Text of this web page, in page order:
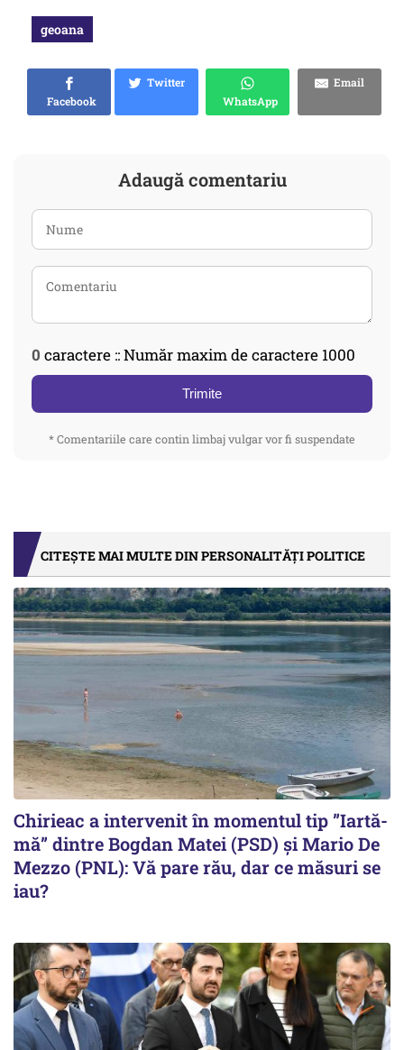
geoana
Facebook
Twitter
WhatsApp
Email
Adaugă comentariu
0 caractere :: Număr maxim de caractere 1000
Trimite
* Comentariile care contin limbaj vulgar vor fi suspendate
CITEȘTE MAI MULTE DIN PERSONALITĂȚI POLITICE
Chirieac a intervenit în momentul tip ”Iartă-
mă” dintre Bogdan Matei (PSD) și Mario De
Mezzo (PNL): Vă pare rău, dar ce măsuri se
iau?